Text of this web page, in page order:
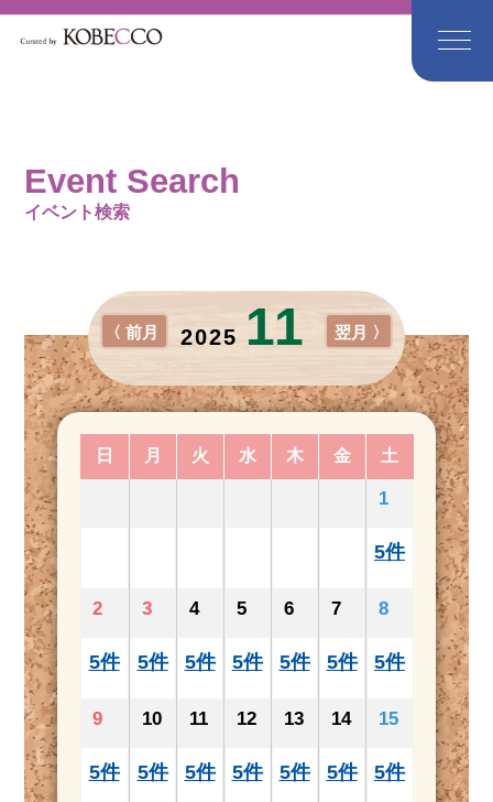
Event Search
イベント検索
2025 11
〈 前月 翌月 〉
日 月 火 水 木 金 土
1
5件
2
5件
3
5件
4
5件
5
5件
6
5件
7
5件
8
5件
9
5件
10
5件
11
5件
12
5件
13
5件
14
5件
15
5件